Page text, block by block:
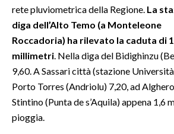
SARDEGNA TURISMO
SARDI NEL MONDO
NOTIZIE
EVENTI
#CARAUNIONE
rete pluviometrica della Regione. La
diga dell’Alto Temo (a Monteleone
Roccadoria) ha rilevato la caduta di
millimetri . Nella diga del Bidighinzu
9,60. A Sassari città (stazione
Porto Torres (Andriolu) 7,20, ad
Stintino (Punta de s’Aquila) appena 1,6
pioggia.